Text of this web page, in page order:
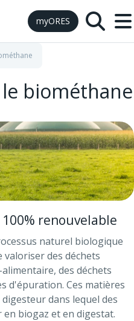
myORES
biométhane
renouvelable
naturel biologique
des déchets
des déchets
d'épuration. Ces matières
dans lequel des
biogaz et en digestat.